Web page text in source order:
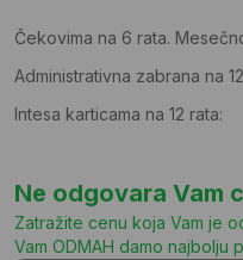
Čekovima na 6 rata.
Administrativna zabrana na
Intesa karticama na 12 rata:
Ne odgovara Vam
Zatražite cenu koja Vam je
Vam ODMAH damo najbolju